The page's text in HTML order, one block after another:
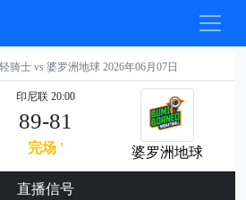
骑士 vs 婆罗洲地球 2026年06月07日
印尼联 20:00
89-81
完场 ' 婆罗洲地球
直播信号